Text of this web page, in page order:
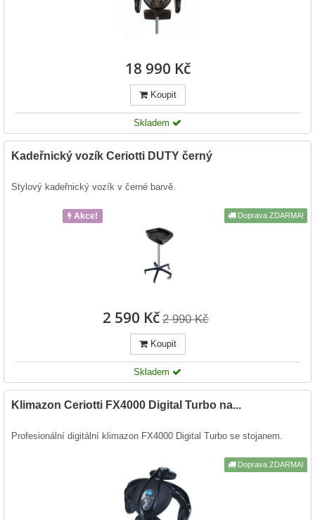
18 990 Kč
Koupit
Skladem
Kadeřnický vozík Ceriotti DUTY černý
Stylový kadeřnický vozík v černé barvě.
Akce!
2 590 Kč 2 990 Kč
Doprava ZDARMA!
Koupit
Skladem
Klimazon Ceriotti FX4000 Digital Turbo na...
Profesionální digitální klimazon FX4000 Digital Turbo se stojanem.
Doprava ZDARMA!